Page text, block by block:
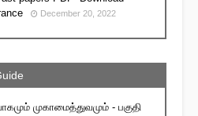
December 20, 2022
முகாமைத்துவமும் - பகுதி